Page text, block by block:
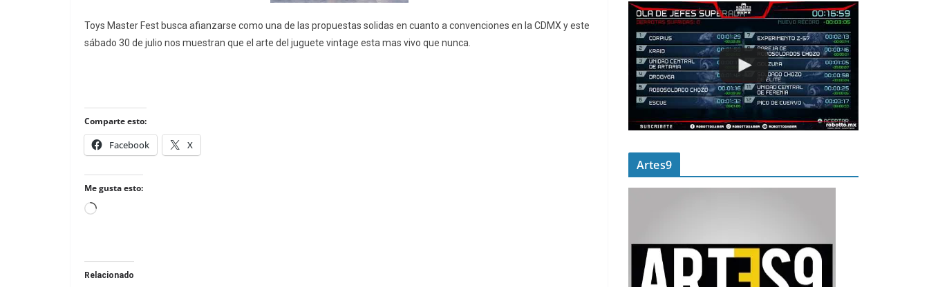
Toys Master Fest busca afianzarse como una de las propuestas solidas en cuanto a convenciones en la CDMX y este
sábado 30 de julio nos muestran que el arte del juguete vintage esta mas vivo que nunca.
Comparte esto:
Facebook X
Me gusta esto:
Loading…
Relacionado
Artes9